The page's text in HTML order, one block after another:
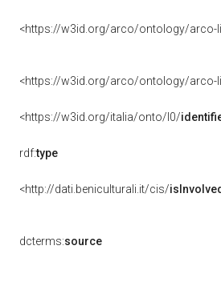
<https://w3id.org/arco/ontology/arco-
<https://w3id.org/arco/ontology/arco-
<https://w3id.org/italia/onto/l0/
rdf:type
<http://dati.beniculturali.it/cis/
dcterms:source